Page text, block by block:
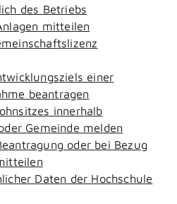
des Betriebs
mitteilen
einer
beantragen
innerhalb
Gemeinde melden
oder bei Bezug
Daten der Hochschule